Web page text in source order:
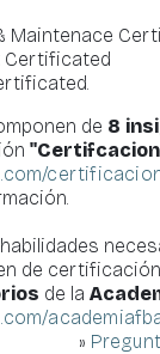
Maintenace
Certificated
de 8
de
de la
»